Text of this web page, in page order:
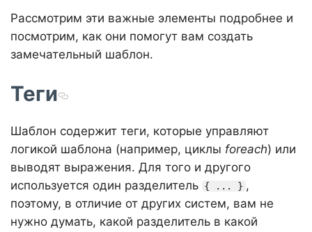
Рассмотрим эти важные элементы подробнее и
посмотрим, как они помогут вам создать
замечательный шаблон.
Теги
Шаблон содержит теги, которые управляют
логикой шаблона (например, циклы foreach) или
выводят выражения. Для того и другого
используется один разделитель { ... } ,
поэтому, в отличие от других систем, вам не
нужно думать, какой разделитель в какой